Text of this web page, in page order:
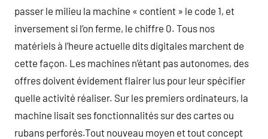
passer le milieu la machine « contient » le code 1, et
inversement si l’on ferme, le chiffre 0. Tous nos
matériels à l’heure actuelle dits digitales marchent de
cette façon. Les machines n’étant pas autonomes, des
offres doivent évidement flairer lus pour leur spécifier
quelle activité réaliser. Sur les premiers ordinateurs, la
machine lisait ses fonctionnalités sur des cartes ou
rubans perforés.Tout nouveau moyen et tout concept